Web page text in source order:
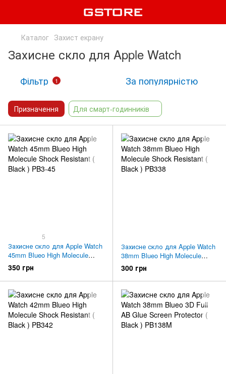
Каталог Захист екрану
Захисне скло для Apple Watch
Фільтр 1 За популярністю
Призначення Для смарт-годинників
5
Захисне скло для Apple Watch
45mm Blueo High Molecule
Shock Resistant ( Black ) PB3-
45
350 грн
Захисне скло для Apple Watch
38mm Blueo High Molecule
Shock Resistant ( Black ) PB338
300 грн